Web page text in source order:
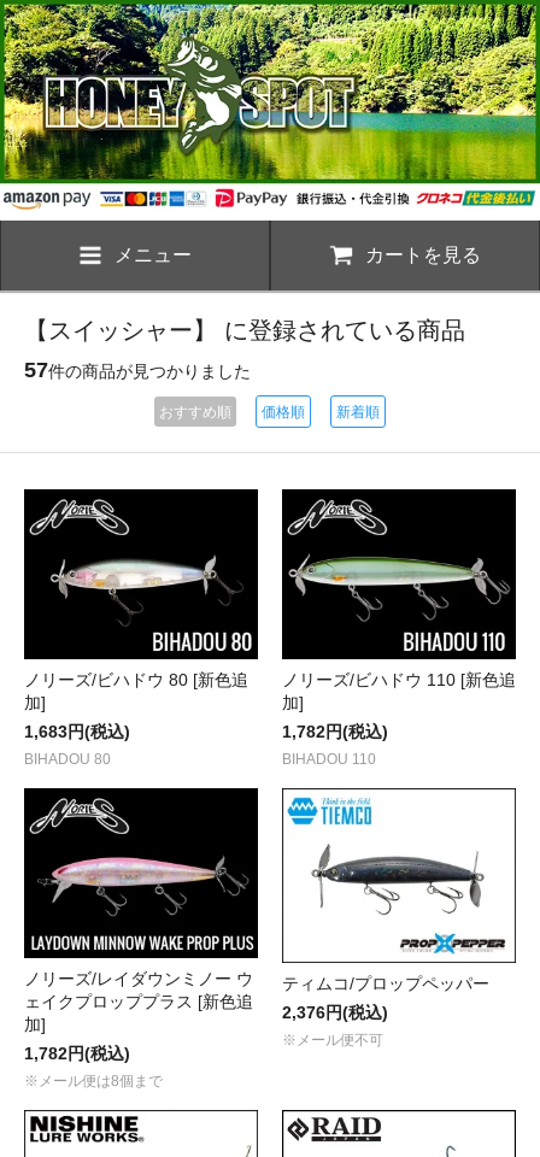
メニュー カートを見る
【スイッシャー】 に登録されている商品
57件の商品が見つかりました
おすすめ順 価格順 新着順
ノリーズ/ビハドウ 80 [新色追
加]
1,683円(税込)
BIHADOU 80
ノリーズ/ビハドウ 110 [新色追
加]
1,782円(税込)
BIHADOU 110
ノリーズ/レイダウンミノー ウ
ェイクプロッププラス [新色追
加]
1,782円(税込)
※メール便は8個まで
ティムコ/プロップペッパー
2,376円(税込)
※メール便不可